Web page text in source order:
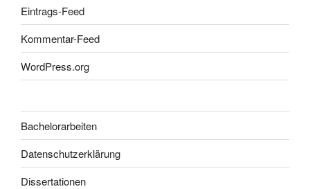
Eintrags-Feed
Kommentar-Feed
WordPress.org
Bachelorarbeiten
Datenschutzerklärung
Dissertationen